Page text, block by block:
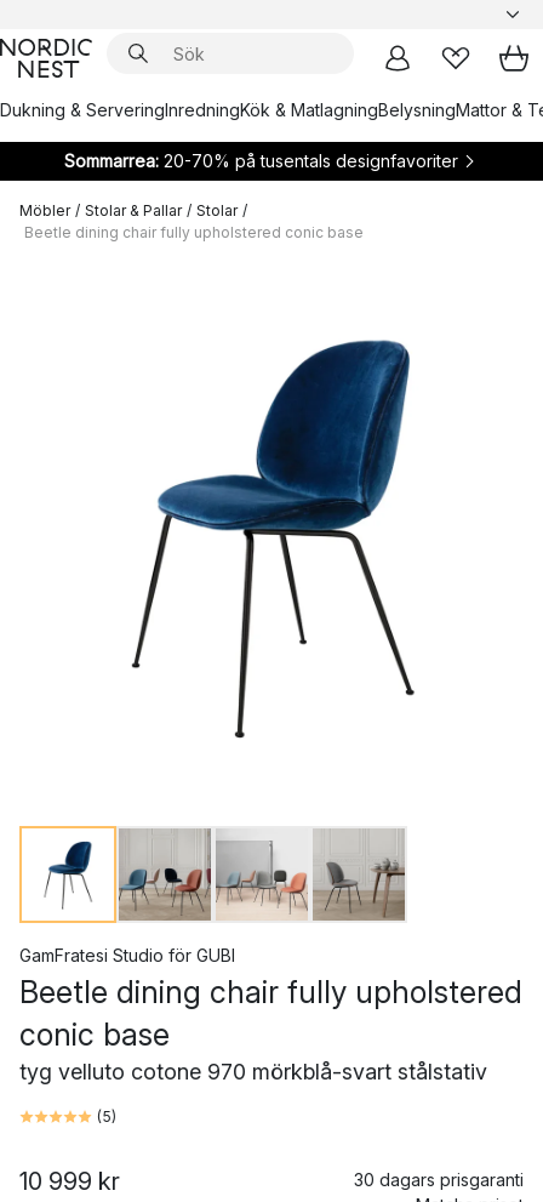
Dukning & ServeringInredningKök & MatlagningBelysningMattor &
Sommarrea:20-70% på tusentals designfavoriter
Möbler / Stolar & Pallar / Stolar /
Beetle dining chair fully upholstered conic base
GamFratesi Studio för GUBI
Beetle dining chair fully upholstered
conic base
tyg velluto cotone 970 mörkblå-svart stålstativ
(5)
10 999 kr
30 dagars prisgaranti